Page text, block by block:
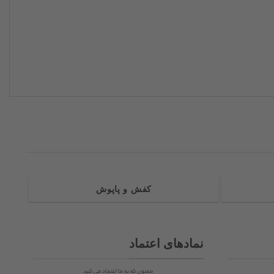
کفش و پاپوش
نمادهای اعتماد
ممنون که به ما اعتماد می کنید